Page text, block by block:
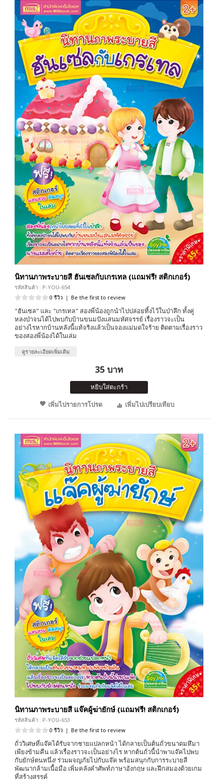
นิทานภาพระบายสี ฮันเซลกับเกรเทล (แถมฟรี! สติกเกอร์)
รหัสสินค้า : P-YOU-654
0 รีวิว | Be the first to review
"ฮันเซล" และ "เกรเทล" สองพี่น้องถูกนำไปปล่อยทิ้งไว้ในป่าลึก ทั้งคู่
หลงป่าจนได้ไปพบกับบ้านขนมปังแสนมหัศจรรย์ เรื่องราวจะเป็น
อย่างไรหากบ้านหลังนี้แท้จริงแล้วเป็นจองแม่มดใจร้าย ติดตามเรื่องราว
ของสองพี่น้องได้ในเล่ม
ดูรายละเอียดเพิ่มเติม
35 บาท
หยิบใส่ตะกร้า
เพิ่มไปรายการโปรด
เพิ่มไปเปรียบเทียบ
นิทานภาพระบายสี แจ๊คผู้ฆ่ายักษ์ (แถมฟรี! สติกเกอร์)
รหัสสินค้า : P-YOU-653
0 รีวิว | Be the first to review
ถั่ววิเศษที่แจ๊คได้รับจากชายแปลกหน้า ได้กลายเป็นต้นถั่วขนาดมหึมา
เพียงข้ามคืน แล้วเรื่องราวจะเป็นอย่างไร หากต้นถั่วนี้นำพาแจ๊คไปพบ
กับยักษ์ตนหนึ่ง! ร่วมผจญภัยไปกับแจ๊ค พร้อมสนุกกับการระบายสี
พัฒนากล้ามเนื้อมือ เพิ่มคลังคำศัพท์ภาษาอังกฤษ และฝึกสมองด้วยเกม
ที่สร้างสรรค์